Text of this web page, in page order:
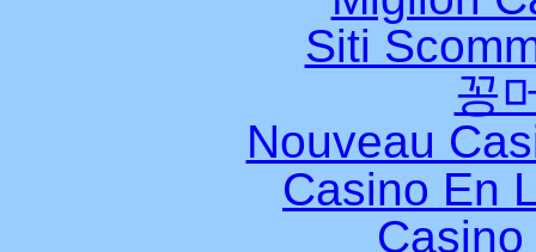
Siti
꽁
Nouveau
Casino En